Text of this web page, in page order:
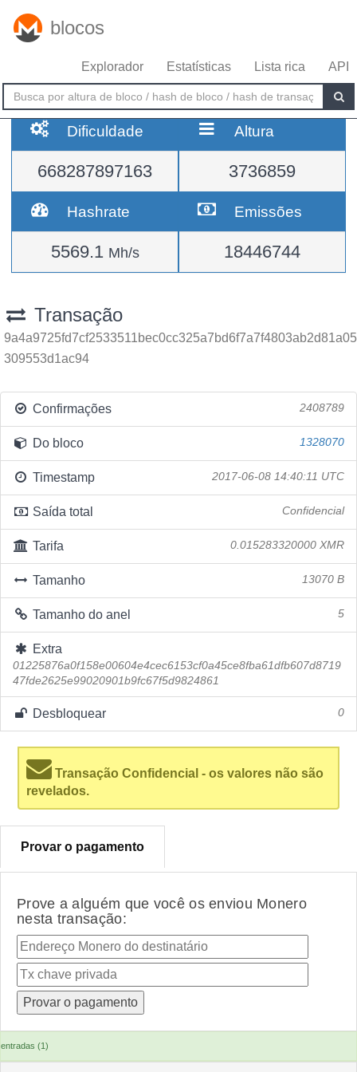
blocos
Explorador Estatísticas Lista rica API
Dificuldade
668287897163
Altura
3736859
Hashrate
5569.1 Mh/s
Emissões
18446744
Transação
9a4a9725fd7cf2533511bec0cc325a7bd6f7a7f4803ab2d81a05
309553d1ac94
Confirmações 2408789
Do bloco 1328070
Timestamp 2017-06-08 14:40:11 UTC
Saída total Confidencial
Tarifa 0.015283320000 XMR
Tamanho 13070 B
Tamanho do anel 5
Extra
01225876a0f158e00604e4cec6153cf0a45ce8fba61dfb607d8719
47fde2625e99020901b9fc67f5d9824861
Desbloquear 0
Transação Confidencial - os valores não são
revelados.
Provar o pagamento
Prove a alguém que você os enviou Monero
nesta transação:
entradas (1)